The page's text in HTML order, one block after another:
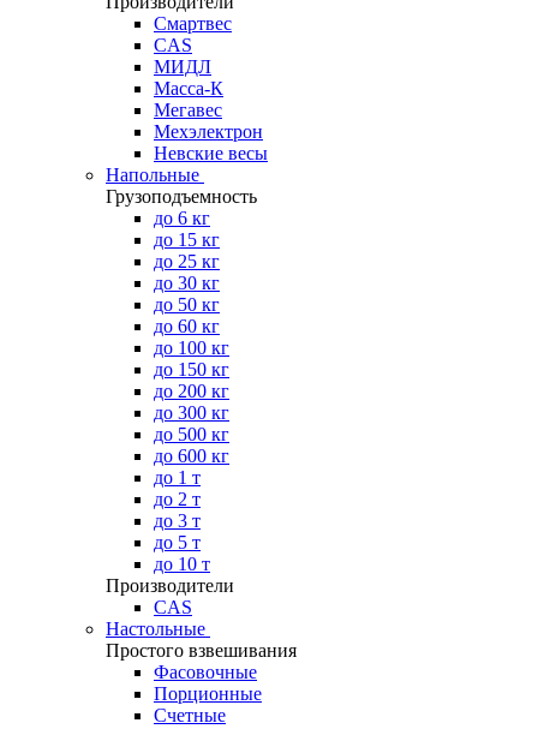
Смартвес
CAS
МИДЛ
Масса-К
Мегавес
Мехэлектрон
Невские весы
Напольные
Грузоподъемность
до 6 кг
до 15 кг
до 25 кг
до 30 кг
до 50 кг
до 60 кг
до 100 кг
до 150 кг
до 200 кг
до 300 кг
до 500 кг
до 600 кг
до 1 т
до 2 т
до 3 т
до 5 т
до 10 т
Производители
CAS
Настольные
Простого взвешивания
Фасовочные
Порционные
Счетные